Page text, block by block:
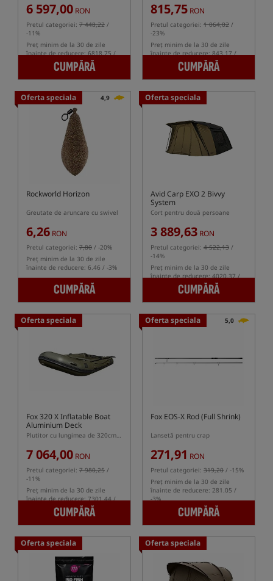
6 597,00 RON
Pretul categoriei: 7 448,22 /
-11%
Preț minim de la 30 de zile
înainte de reducere: 6818.75 /
CUMPĂRĂ
815,75 RON
Pretul categoriei: 1 064,02 /
-23%
Preț minim de la 30 de zile
înainte de reducere: 843.17 /
CUMPĂRĂ
Oferta speciala 4,9
Rockworld Horizon
Greutate de aruncare cu swivel
6,26 RON
Pretul categoriei: 7,80 / -20%
Preț minim de la 30 de zile
înainte de reducere: 6.46 / -3%
CUMPĂRĂ
Oferta speciala
Avid Carp EXO 2 Bivvy
System
Cort pentru două persoane
3 889,63 RON
Pretul categoriei: 4 522,13 /
-14%
Preț minim de la 30 de zile
înainte de reducere: 4020.37 /
CUMPĂRĂ
Oferta speciala
Fox 320 X Inflatable Boat
Aluminium Deck
Plutitor cu lungimea de 320cm și podea din aluminiu
7 064,00 RON
Pretul categoriei: 7 980,25 /
-11%
Preț minim de la 30 de zile
înainte de reducere: 7301.44 /
CUMPĂRĂ
Oferta speciala 5,0
Fox EOS-X Rod (Full Shrink)
Lansetă pentru crap
271,91 RON
Pretul categoriei: 319,20 / -15%
Preț minim de la 30 de zile
înainte de reducere: 281.05 /
-3%
CUMPĂRĂ
Oferta speciala Oferta speciala